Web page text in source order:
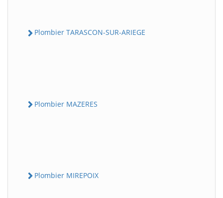
Plombier TARASCON-SUR-ARIEGE
Plombier MAZERES
Plombier MIREPOIX